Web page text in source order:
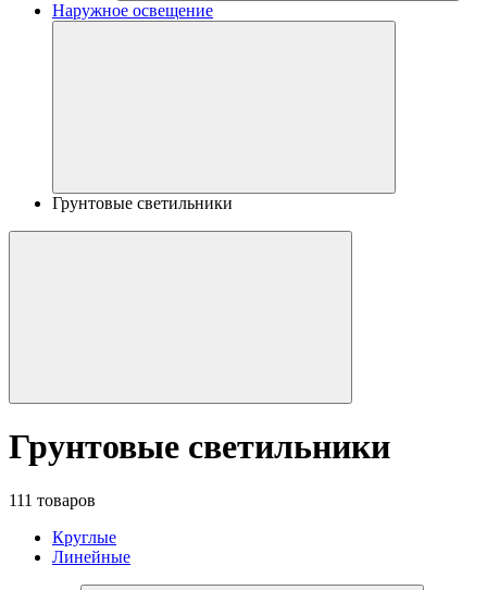
Наружное освещение
Грунтовые светильники
Грунтовые светильники
111 товаров
Круглые
Линейные